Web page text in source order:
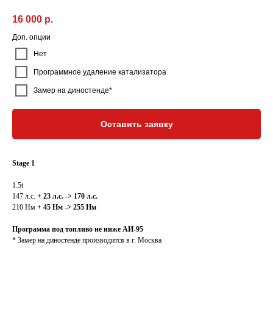
16 000 р.
Доп. опции
Нет
Программное удаление катализатора
Замер на диностенде*
Оставить заявку
Stage 1
1.5t
147 л.с. + 23 л.с. -> 170 л.с.
210 Нм + 45 Нм -> 255 Нм
Программа под топливо не ниже АИ-95
* Замер на диностенде производится в г. Москва